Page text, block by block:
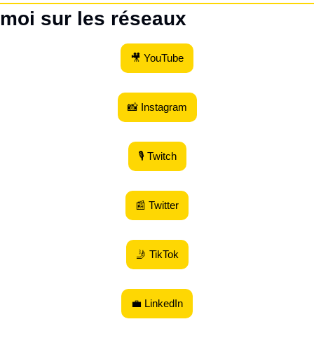
sur les réseaux
🎥 YouTube
📸 Instagram
🎙 Twitch
📰 Twitter
🤳 TikTok
💼 LinkedIn